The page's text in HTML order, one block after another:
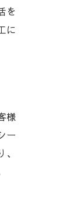
を
に
様
ー